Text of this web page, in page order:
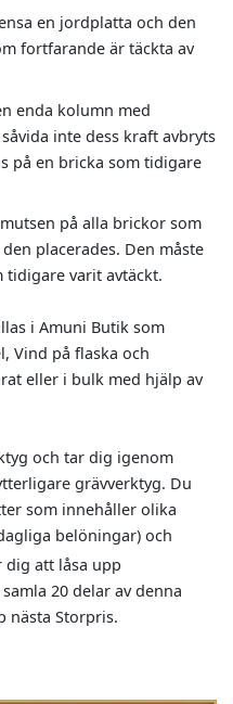
en jordplatta och den
fortfarande är täckta av
enda kolumn med
inte dess kraft avbryts
på en bricka som tidigare
på alla brickor som
placerades. Den måste
tidigare varit avtäckt.
i Amuni Butik som
Vind på flaska och
eller i bulk med hjälp av
och tar dig igenom
grävverktyg. Du
som innehåller olika
belöningar) och
dig att låsa upp
20 delar av denna
nästa Storpris.